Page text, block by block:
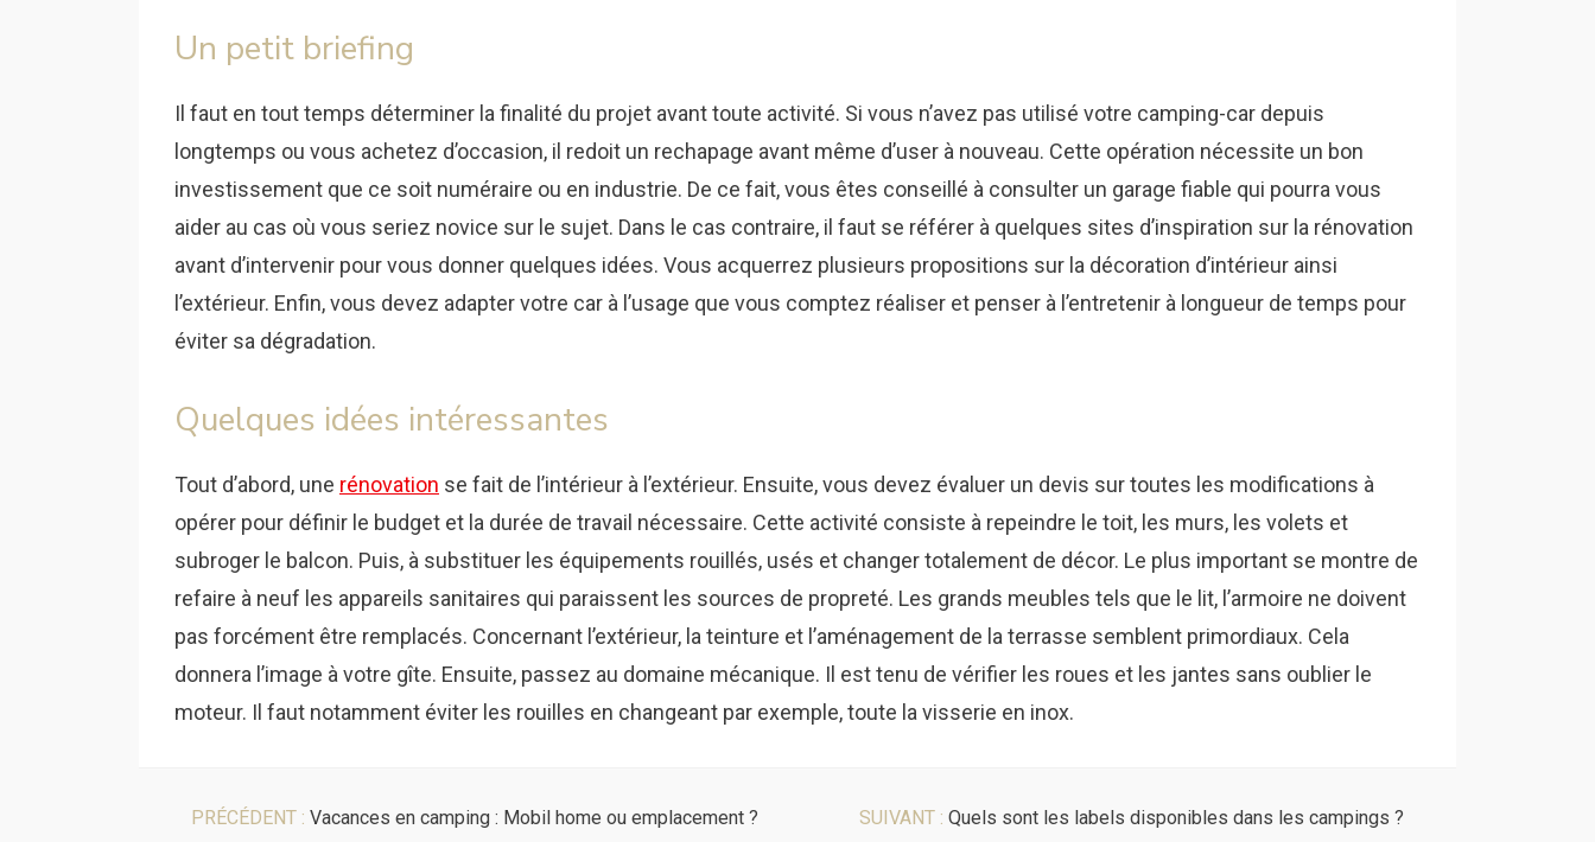
Un petit briefing
Il faut en tout temps déterminer la finalité du projet avant toute activité. Si vous n’avez pas utilisé votre camping-car depuis
longtemps ou vous achetez d’occasion, il redoit un rechapage avant même d’user à nouveau. Cette opération nécessite un bon
investissement que ce soit numéraire ou en industrie. De ce fait, vous êtes conseillé à consulter un garage fiable qui pourra vous
aider au cas où vous seriez novice sur le sujet. Dans le cas contraire, il faut se référer à quelques sites d’inspiration sur la rénovation
avant d’intervenir pour vous donner quelques idées. Vous acquerrez plusieurs propositions sur la décoration d’intérieur ainsi
l’extérieur. Enfin, vous devez adapter votre car à l’usage que vous comptez réaliser et penser à l’entretenir à longueur de temps pour
éviter sa dégradation.
Quelques idées intéressantes
Tout d’abord, une rénovation se fait de l’intérieur à l’extérieur. Ensuite, vous devez évaluer un devis sur toutes les modifications à
opérer pour définir le budget et la durée de travail nécessaire. Cette activité consiste à repeindre le toit, les murs, les volets et
subroger le balcon. Puis, à substituer les équipements rouillés, usés et changer totalement de décor. Le plus important se montre de
refaire à neuf les appareils sanitaires qui paraissent les sources de propreté. Les grands meubles tels que le lit, l’armoire ne doivent
pas forcément être remplacés. Concernant l’extérieur, la teinture et l’aménagement de la terrasse semblent primordiaux. Cela
donnera l’image à votre gîte. Ensuite, passez au domaine mécanique. Il est tenu de vérifier les roues et les jantes sans oublier le
moteur. Il faut notamment éviter les rouilles en changeant par exemple, toute la visserie en inox.
PRÉCÉDENT : Vacances en camping : Mobil home ou emplacement ? SUIVANT : Quels sont les labels disponibles dans les campings ?